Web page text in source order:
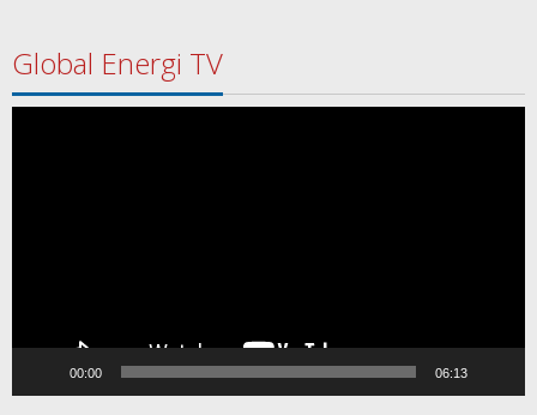
Global Energi TV
00:00 06:13